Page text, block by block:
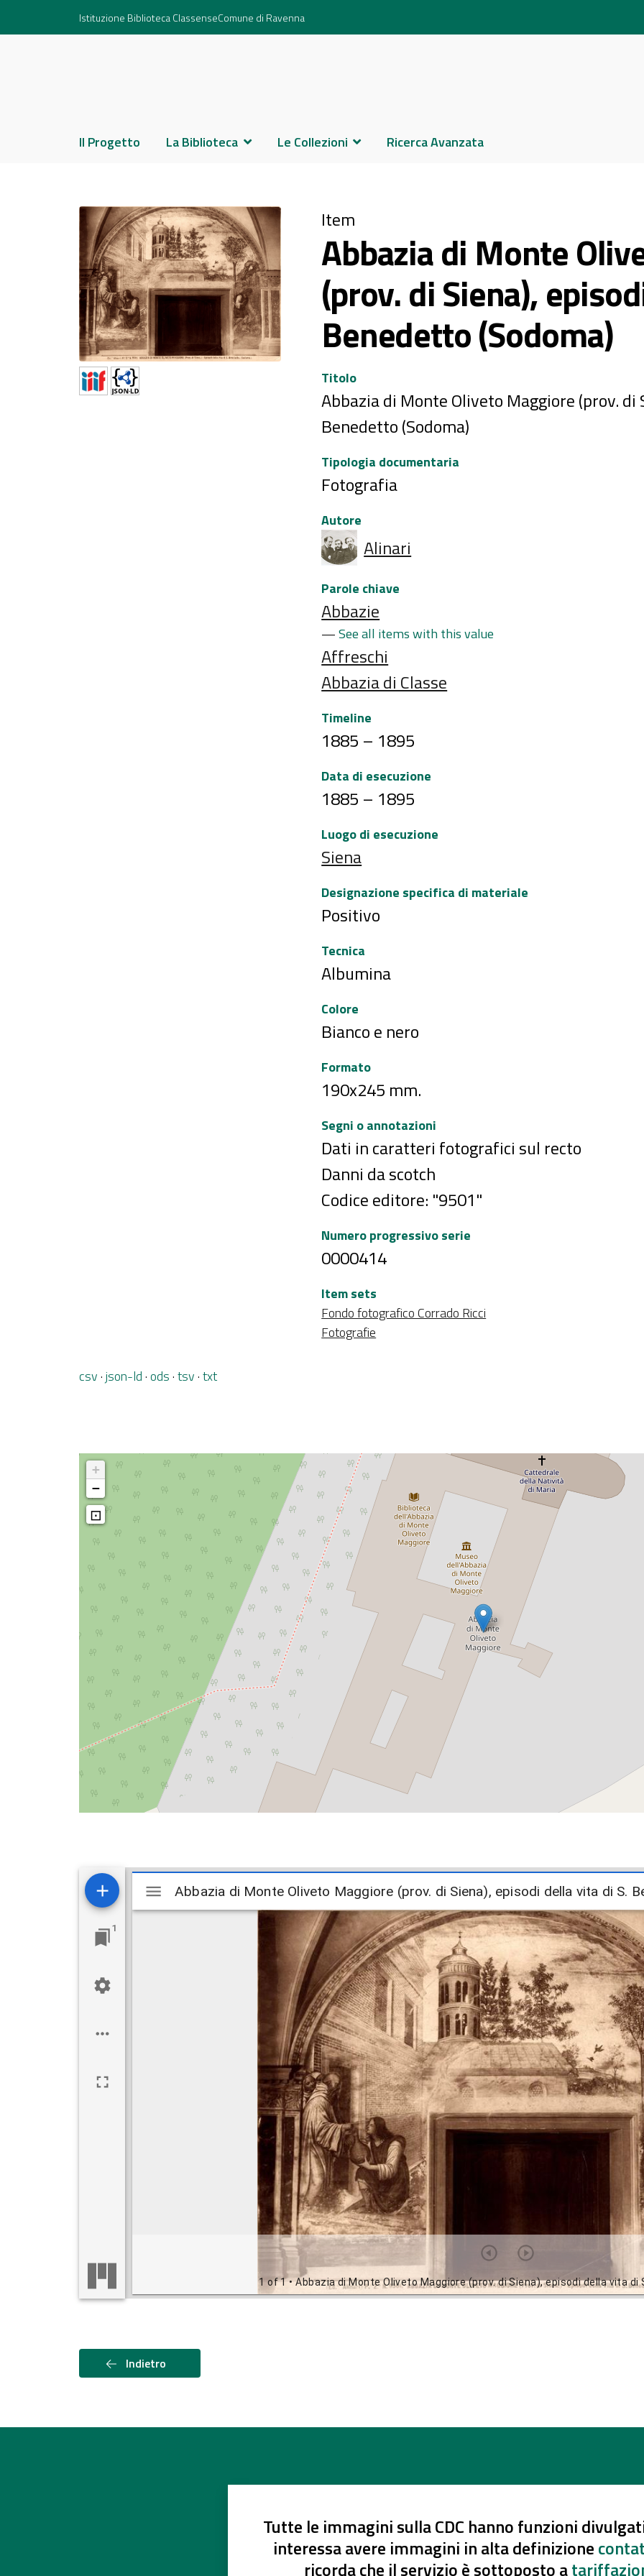
Istituzione Biblioteca ClassenseComune di Ravenna
Il Progetto La Biblioteca Le Collezioni Ricerca Avanzata
Item
Abbazia di Monte
(prov. di Siena),
Benedetto (Sodoma)
Titolo
Abbazia di Monte Oliveto Maggiore (prov. di
Benedetto (Sodoma)
Tipologia documentaria
Fotografia
Autore
Alinari
Parole chiave
Abbazie
See all items with this value
Affreschi
Abbazia di Classe
Timeline
1885 – 1895
Data di esecuzione
1885 – 1895
Luogo di esecuzione
Siena
Designazione specifica di materiale
Positivo
Tecnica
Albumina
Colore
Bianco e nero
Formato
190x245 mm.
Segni o annotazioni
Dati in caratteri fotografici sul recto
Danni da scotch
Codice editore: "9501"
Numero progressivo serie
0000414
Item sets
Fondo fotografico Corrado Ricci
Fotografie
csv json-ld ods tsv txt
+
−
⊡
1
Mirador
Abbazia di Monte Oliveto Maggiore (prov. di Siena), episodi della vita di S.
1 of 1• Abbazia di Monte Oliveto Maggiore (prov. di Siena), episodi della vita di
Abbazia di Monte Oliveto Maggiore (prov. di Siena), episodi della vita di S.
Indietro
Tutte le immagini sulla CDC hanno funzioni
interessa avere immagini in alta definizione
ricorda che il servizio è sottoposto a